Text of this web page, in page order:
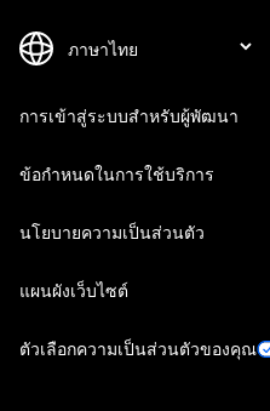
การเข้าสู่ระบบสำหรับผู้พัฒนา
ข้อกำหนดในการใช้บริการ
นโยบายความเป็นส่วนตัว
แผนผังเว็บไซต์
ตัวเลือกความเป็นส่วนตัวของคุณ